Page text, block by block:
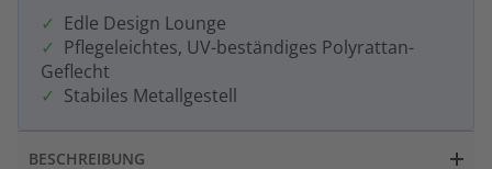
Edle Design Lounge
Pflegeleichtes, UV-beständiges Polyrattan-
Geflecht
Stabiles Metallgestell
BESCHREIBUNG